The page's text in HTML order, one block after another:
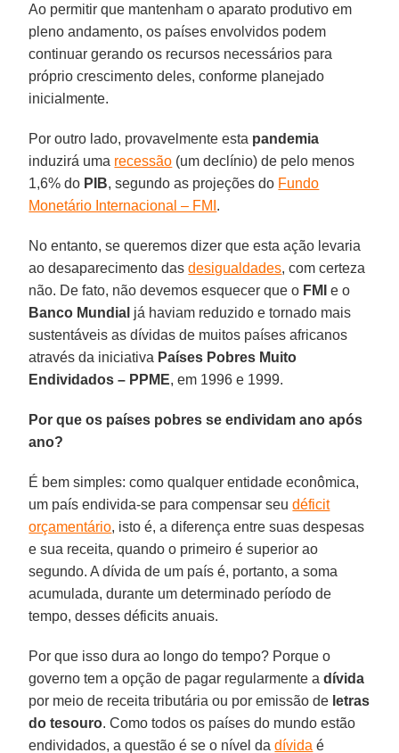
Ao permitir que mantenham o aparato produtivo em
pleno andamento, os países envolvidos podem
continuar gerando os recursos necessários para
próprio crescimento deles, conforme planejado
inicialmente.
Por outro lado, provavelmente esta pandemia
induzirá uma recessão (um declínio) de pelo menos
1,6% do PIB, segundo as projeções do Fundo
Monetário Internacional – FMI .
No entanto, se queremos dizer que esta ação levaria
ao desaparecimento dasdesigualdades, com certeza
não. De fato, não devemos esquecer que o FMI e o
Banco Mundial já haviam reduzido e tornado mais
sustentáveis as dívidas de muitos países africanos
através da iniciativa Países Pobres Muito
Endividados – PPME, em 1996 e 1999.
Por que os países pobres se endividam ano após
ano?
É bem simples: como qualquer entidade econômica,
um país endivida-se para compensar seudéficit
orçamentário, isto é, a diferença entre suas despesas
e sua receita, quando o primeiro é superior ao
segundo. A dívida de um país é, portanto, a soma
acumulada, durante um determinado período de
tempo, desses déficits anuais.
Por que isso dura ao longo do tempo? Porque o
governo tem a opção de pagar regularmente adívida
por meio de receita tributária ou por emissão de letras
do tesouro. Como todos os países do mundo estão
endividados, a questão é se o nível dadívida é